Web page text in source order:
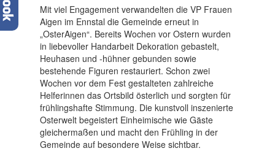
Mit viel Engagement verwandelten die VP Frauen
Aigen im Ennstal die Gemeinde erneut in
„OsterAigen“. Bereits Wochen vor Ostern wurden
in liebevoller Handarbeit Dekoration gebastelt,
Heuhasen und -hühner gebunden sowie
bestehende Figuren restauriert. Schon zwei
Wochen vor dem Fest gestalteten zahlreiche
Helferinnen das Ortsbild österlich und sorgten für
frühlingshafte Stimmung. Die kunstvoll inszenierte
Osterwelt begeistert Einheimische wie Gäste
gleichermaßen und macht den Frühling in der
Gemeinde auf besondere Weise sichtbar.